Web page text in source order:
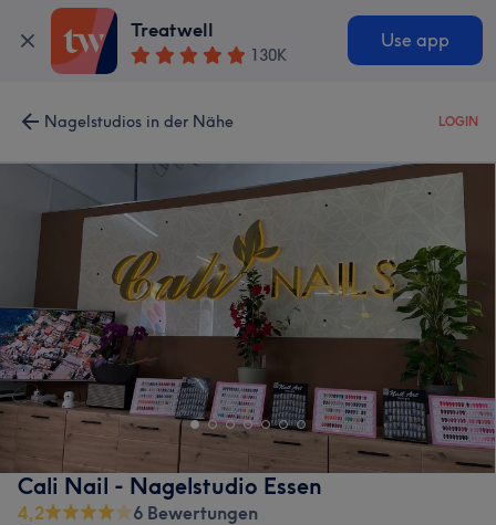
Treatwell
130K
Use app
Nagelstudios in der Nähe LOGIN
Cali Nail - Nagelstudio Essen
4,2
6 Bewertungen